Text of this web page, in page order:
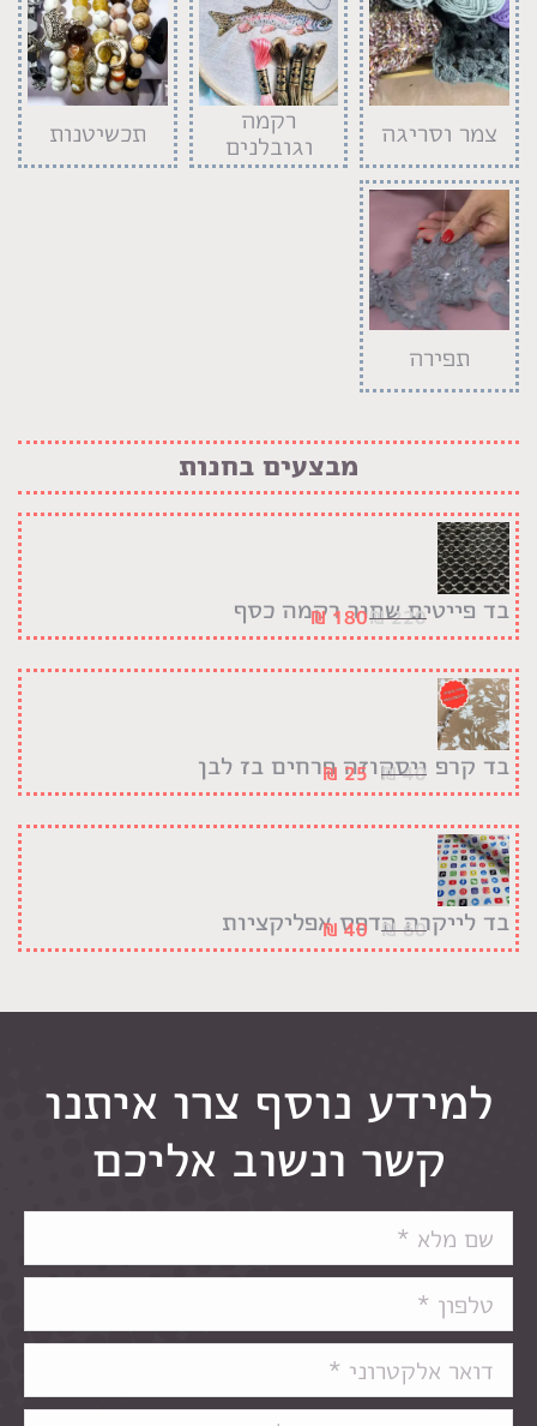
צמר וסריגה רקמה
וגובלנים תכשיטנות
תפירה
מבצעים בחנות
בד פייטים שחור רקמה כסף
₪220
₪180
בד קרפ ויסקוזה פרחים בז לבן
₪40
₪ 25
בד לייקרה הדפס אפליקציות
₪60
₪40
למידע נוסף צרו איתנו
קשר ונשוב אליכם